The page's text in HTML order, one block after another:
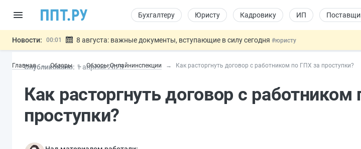
Бухгалтеру Юристу Кадровику ИП
Новости: 00:01 8 августа: важные документы, вступающие в силу сегодня #юристу
07.08 Дистанционную работу беременных пропишут в ТК РФ #кадровику
07.08
Важно Разработают единые критерии трудовых и ГПХ-отношений #кадровику
Главная Обзоры Обзоры Онлайнинспекции Как расторгнуть договор с работником по ГПХ за проступки?
Опубликовано: 1 апреля2025
Как расторгнуть договор с работником
проступки?